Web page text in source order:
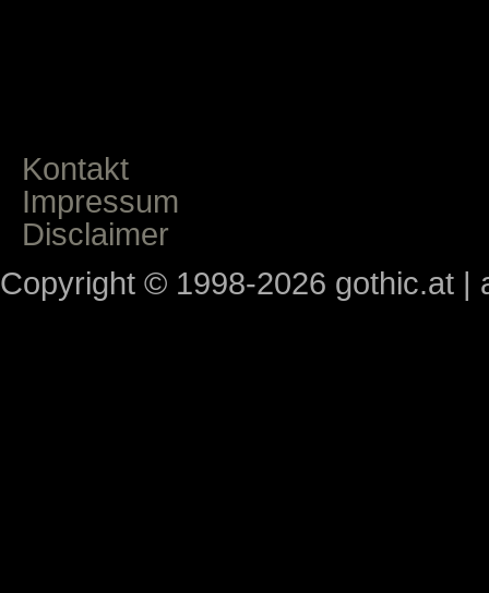
Kontakt
Impressum
Disclaimer
Copyright © 1998-2026 gothic.at |